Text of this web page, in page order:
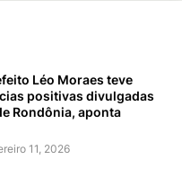
Léo Moraes teve
positivas divulgadas
Rondônia, aponta
11, 2026